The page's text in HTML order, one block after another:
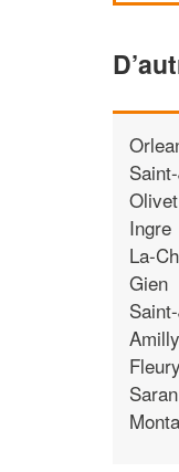
Olivet
Ingre
La-
Gien
Amilly
Saran